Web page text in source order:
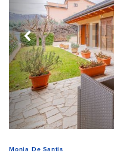
Monia De Santis